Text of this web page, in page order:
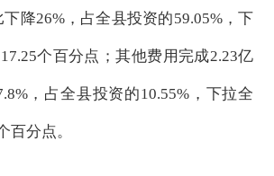
降26%， 占全县投资的59.05%，下
个百分点 ；其他费用完成2.23亿
， 占全县投资的10.55%，下拉全
百分点。